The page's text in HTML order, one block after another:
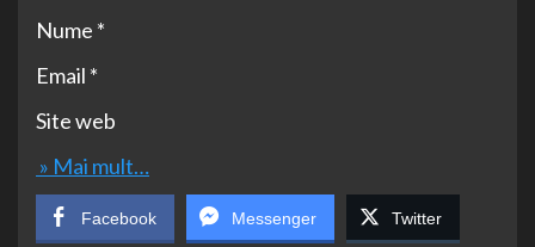
Nume *
Email *
Site web
» Mai mult…
Facebook Messenger Twitter